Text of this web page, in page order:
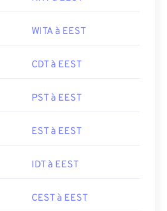
WITA à EEST
CDT à EEST
PST à EEST
EST à EEST
IDT à EEST
CEST à EEST